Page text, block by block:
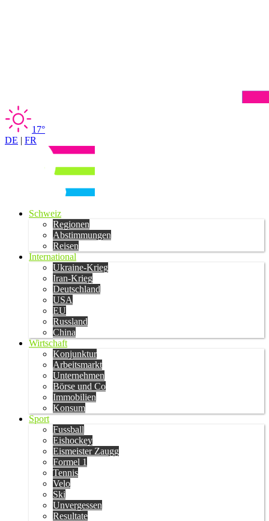
17°
DE | FR
Schweiz
Regionen
Abstimmungen
Reisen
International
Ukraine-Krieg
Iran-Krieg
Deutschland
USA
EU
Russland
China
Wirtschaft
Konjunktur
Arbeitsmarkt
Unternehmen
Börse und Co
Immobilien
Konsum
Sport
Fussball
Eishockey
Eismeister Zaugg
Formel 1
Tennis
Velo
Ski
Unvergessen
Resultate